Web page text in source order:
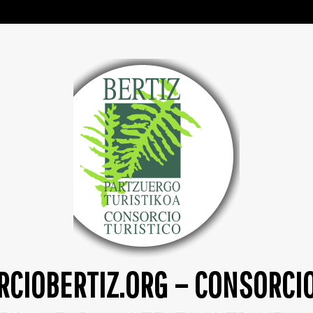
–